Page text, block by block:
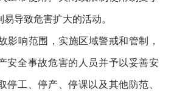
导致危害扩大的活动。
影响范围，实施区域警戒和管制，
安全事故危害的人员并予以妥善安
停工、停产、停课以及其他防范、